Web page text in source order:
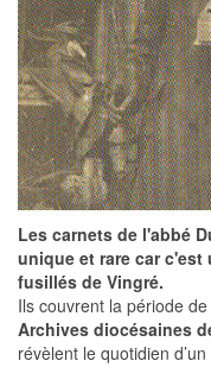
Les carnets de l'abbé
unique et rare car
fusillés de Vingré.
Ils couvrent la période
Archives diocésaines
révèlent le quotidien